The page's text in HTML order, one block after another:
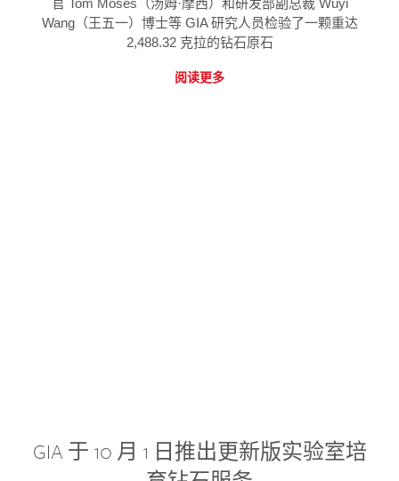
官 Tom Moses（汤姆·摩西）和研发部副总裁 Wuyi
Wang（王五一）博士等 GIA 研究人员检验了一颗重达
2,488.32 克拉的钻石原石
阅读更多
GIA 于 10 月 1 日推出更新版实验室培